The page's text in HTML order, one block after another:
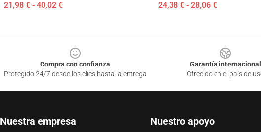
21,98 € - 40,02 € 24,38 € - 28,06 €
Compra con confianza
Protegido 24/7 desde los clics hasta la entrega
Garantía internacional
Ofrecido en el país de
Nuestra empresa Nuestro apoyo